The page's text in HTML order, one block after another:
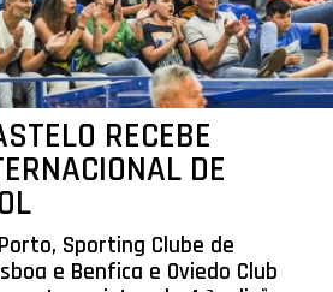
RECEBE
DE
Sporting Clube de
e Benfica e Oviedo Club